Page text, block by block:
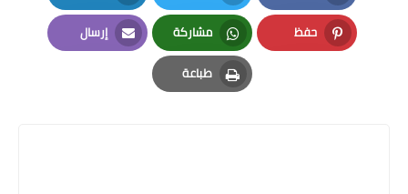
Facebook
Twitter
LinkedIn
حفظ
Pinterest
مشاركة
Whatsapp
إرسال
Email
طباعة
Print